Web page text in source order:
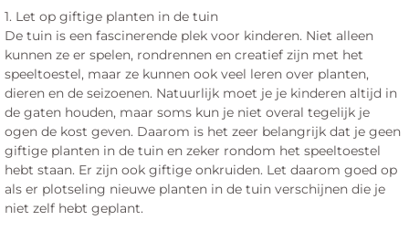
1. Let op giftige planten in de tuin
De tuin is een fascinerende plek voor kinderen. Niet alleen
kunnen ze er spelen, rondrennen en creatief zijn met het
speeltoestel, maar ze kunnen ook veel leren over planten,
dieren en de seizoenen. Natuurlijk moet je je kinderen altijd in
de gaten houden, maar soms kun je niet overal tegelijk je
ogen de kost geven. Daarom is het zeer belangrijk dat je geen
giftige planten in de tuin en zeker rondom het speeltoestel
hebt staan. Er zijn ook giftige onkruiden. Let daarom goed op
als er plotseling nieuwe planten in de tuin verschijnen die je
niet zelf hebt geplant.